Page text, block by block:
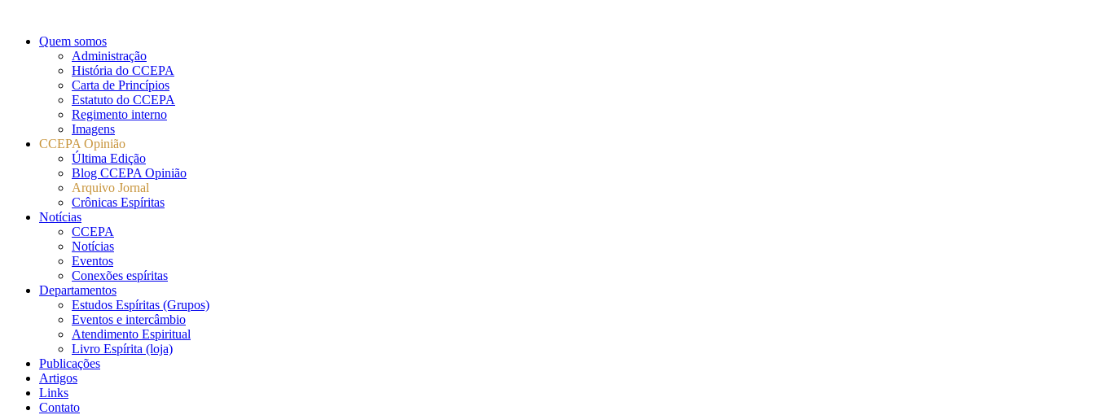
Quem somos
Administração
História do CCEPA
Carta de Princípios
Estatuto do CCEPA
Regimento interno
Imagens
CCEPA Opinião
Última Edição
Blog CCEPA Opinião
Arquivo Jornal
Crônicas Espíritas
Notícias
CCEPA
Notícias
Eventos
Conexões espíritas
Departamentos
Estudos Espíritas (Grupos)
Eventos e intercâmbio
Atendimento Espiritual
Livro Espírita (loja)
Publicações
Artigos
Links
Contato